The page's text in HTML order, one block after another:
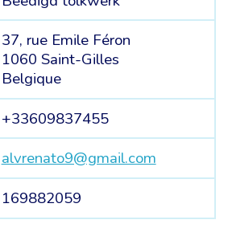
37, rue Emile Féron
1060 Saint-Gilles
Belgique
+33609837455
alvrenato9@gmail.com
169882059